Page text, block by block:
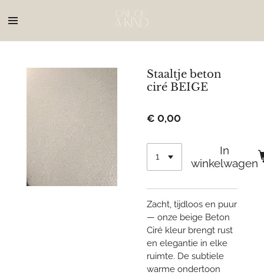
direct
Staaltje beton
ciré BEIGE
€ 0,00
In
winkelwagen
Zacht, tijdloos en puur
— onze beige Beton
Ciré kleur brengt rust
en elegantie in elke
ruimte. De subtiele
warme ondertoon